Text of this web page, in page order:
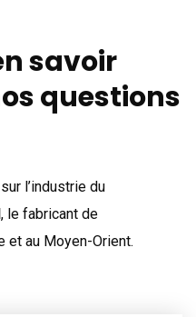
savoir
questions
l’industrie du
, le fabricant de
et au Moyen-Orient.